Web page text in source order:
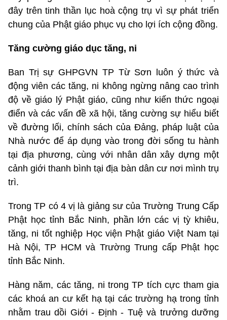
đây trên tinh thần lục hoà cộng trụ vì sự phát triển
chung của Phật giáo phục vụ cho lợi ích cộng đồng.
Tăng cường giáo dục tăng, ni
Ban Trị sự GHPGVN TP Từ Sơn luôn ý thức và
động viên các tăng, ni không ngừng nâng cao trình
độ về giáo lý Phật giáo, cũng như kiến thức ngoại
điển và các vấn đề xã hội, tăng cường sự hiểu biết
về đường lối, chính sách của Đảng, pháp luật của
Nhà nước để áp dụng vào trong đời sống tu hành
tại địa phương, cùng với nhân dân xây dựng một
cảnh giới thanh bình tại địa bàn dân cư nơi mình trụ
trì.
Trong TP có 4 vị là giảng sư của Trường Trung Cấp
Phật học tỉnh Bắc Ninh, phần lớn các vị tỳ khiêu,
tăng, ni tốt nghiệp Học viện Phật giáo Việt Nam tại
Hà Nội, TP HCM và Trường Trung cấp Phật học
tỉnh Bắc Ninh.
Hàng năm, các tăng, ni trong TP tích cực tham gia
các khoá an cư kết hạ tại các trường hạ trong tỉnh
nhằm trau dồi Giới - Định - Tuệ và trưởng dưỡng